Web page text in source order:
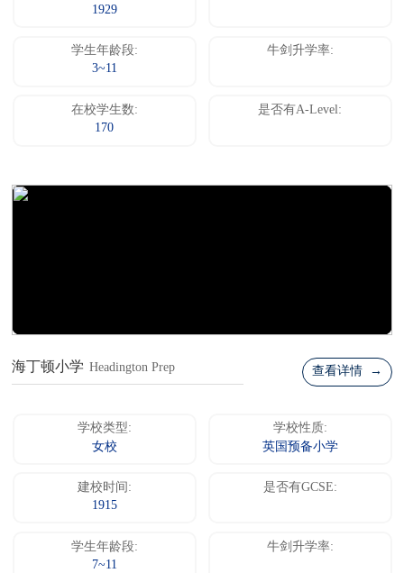
1929
学生年龄段:
3~11
牛剑升学率:
在校学生数:
170
是否有A-Level:
海丁顿小学 Headington Prep 查看详情 →
学校类型:
女校
学校性质:
英国预备小学
建校时间:
1915
是否有GCSE:
学生年龄段:
7~11
牛剑升学率: